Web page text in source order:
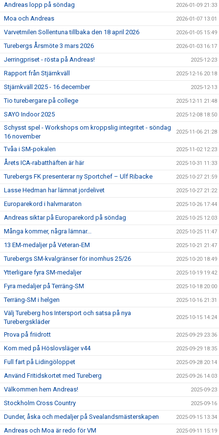
Andreas lopp på söndag 2026-01-09 21:33
Moa och Andreas 2026-01-07 13:01
Varvetmilen Sollentuna tillbaka den 18 april 2026 2026-01-05 15:49
Turebergs Årsmöte 3 mars 2026 2026-01-03 16:17
Jerringpriset - rösta på Andreas! 2025-12-23
Rapport från Stjärnkväll 2025-12-16 20:18
Stjärnkväll 2025 - 16 december 2025-12-13
Tio turebergare på college 2025-12-11 21:48
SAYO Indoor 2025 2025-12-08 18:50
Schysst spel - Workshops om kroppslig integritet - söndag
16 november
2025-11-06 21:28
Tvåa i SM-pokalen 2025-11-02 12:23
Årets ICA-rabatthäften är här 2025-10-31 11:33
Turebergs FK presenterar ny Sportchef – Ulf Ribacke 2025-10-27 21:59
Lasse Hedman har lämnat jordelivet 2025-10-27 21:22
Europarekord i halvmaraton 2025-10-26 17:44
Andreas siktar på Europarekord på söndag 2025-10-25 12:03
Många kommer, några lämnar... 2025-10-25 11:47
13 EM-medaljer på Veteran-EM 2025-10-21 21:47
Turebergs SM-kvalgränser för inomhus 25/26 2025-10-20 18:49
Ytterligare fyra SM-medaljer 2025-10-19 19:42
Fyra medaljer på Terräng-SM 2025-10-18 20:00
Terräng-SM i helgen 2025-10-16 21:31
Välj Tureberg hos Intersport och satsa på nya
Turebergskläder
2025-10-15 14:24
Prova på friidrott 2025-09-29 23:36
Kom med på Höslovsläger v44 2025-09-29 18:35
Full fart på Lidingöloppet 2025-09-28 20:14
Använd Fritidskortet med Tureberg 2025-09-26 14:03
Välkommen hem Andreas! 2025-09-23
Stockholm Cross Country 2025-09-16
Dunder, åska och medaljer på Svealandsmästerskapen 2025-09-15 13:34
Andreas och Moa är redo för VM 2025-09-11 15:19